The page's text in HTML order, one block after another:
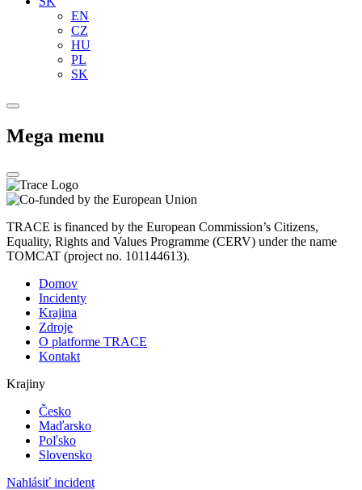
EN
CZ
HU
PL
SK
Mega menu
TRACE is financed by the European Commission’s Citizens,
Equality, Rights and Values Programme (CERV) under the name
TOMCAT (project no. 101144613).
Domov
Incidenty
Krajina
Zdroje
O platforme TRACE
Kontakt
Krajiny
Česko
Maďarsko
Poľsko
Slovensko
Nahlásiť incident